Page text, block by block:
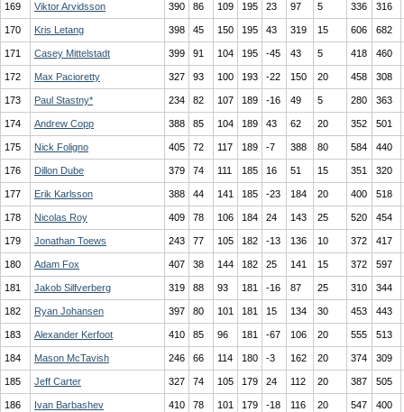
169 Viktor Arvidsson 390 86 109 195 23 97 5 336 316
170 Kris Letang 398 45 150 195 43 319 15 606 682
171 Casey Mittelstadt 399 91 104 195 -45 43 5 418 460
172 Max Pacioretty 327 93 100 193 -22 150 20 458 308
173 Paul Stastny* 234 82 107 189 -16 49 5 280 363
174 Andrew Copp 388 85 104 189 43 62 20 352 501
175 Nick Foligno 405 72 117 189 -7 388 80 584 440
176 Dillon Dube 379 74 111 185 16 51 15 351 320
177 Erik Karlsson 388 44 141 185 -23 184 20 400 518
178 Nicolas Roy 409 78 106 184 24 143 25 520 454
179 Jonathan Toews 243 77 105 182 -13 136 10 372 417
180 Adam Fox 407 38 144 182 25 141 15 372 597
181 Jakob Silfverberg 319 88 93 181 -16 87 25 310 344
182 Ryan Johansen 397 80 101 181 15 134 30 453 443
183 Alexander Kerfoot 410 85 96 181 -67 106 20 555 513
184 Mason McTavish 246 66 114 180 -3 162 20 374 309
185 Jeff Carter 327 74 105 179 24 112 20 387 505
186 Ivan Barbashev 410 78 101 179 -18 116 20 547 400